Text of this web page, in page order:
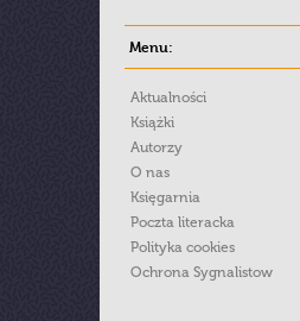
Menu:
Aktualności
Książki
Autorzy
O nas
Księgarnia
Poczta literacka
Polityka cookies
Ochrona Sygnalistow